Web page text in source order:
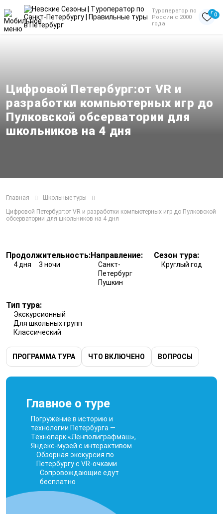
Туроператор по
России с 2000
года
00
Цифровой Петербург:от VR и
разработки компьютерных игр до
Пулковской обсерватории для
школьников на 4 дня
Главная
Школьные туры
Цифровой Петербург:от VR и разработки компьютерных игр до Пулковской
обсерватории для школьников на 4 дня
Продолжительность:
4 дня 3 ночи
Направление:
Санкт-
Петербург
Пушкин
Сезон тура:
Круглый год
Тип тура:
Экскурсионный
Для школьных групп
Классический
ПРОГРАММА ТУРА ЧТО ВКЛЮЧЕНО ВОПРОСЫ
Главное о туре
Погружение в историю и
технологии Петербурга —
Технопарк «Ленполиграфмаш»,
Яндекс-музей с интерактивом
Обзорная экскурсия по
Петербургу с VR-очками
Сопровождающие едут
бесплатно